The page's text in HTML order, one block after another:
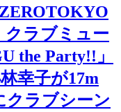
クラブミュー
the Party!!」
幸子が17m
クラブシーン